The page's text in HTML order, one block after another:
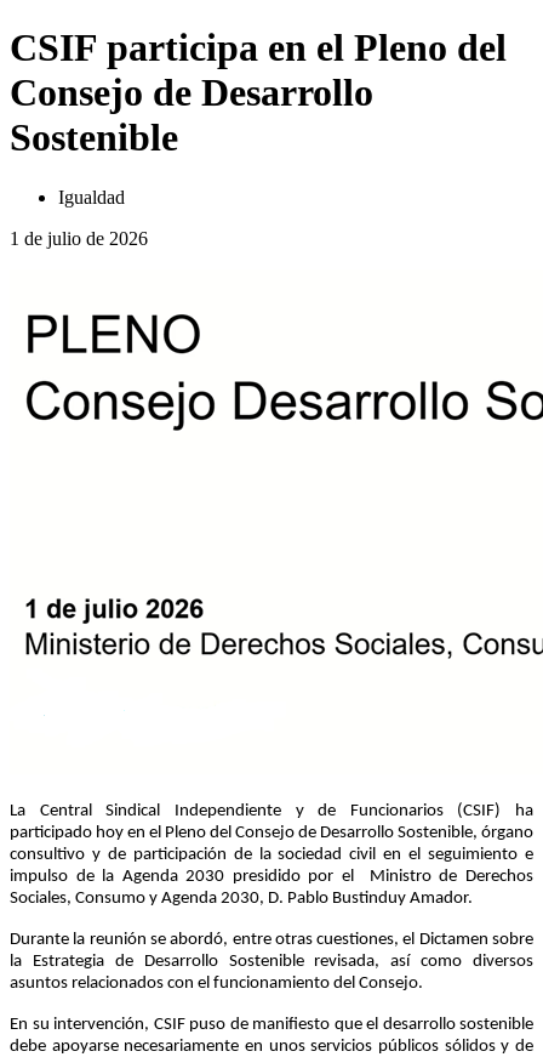
CSIF participa en el Pleno del
Consejo de Desarrollo
Sostenible
Igualdad
1 de julio de 2026
La Central Sindical Independiente y de Funcionarios (CSIF) ha
participado hoy en el Pleno del Consejo de Desarrollo Sostenible, órgano
consultivo y de participación de la sociedad civil en el seguimiento e
impulso de la Agenda 2030 presidido por el Ministro de Derechos
Sociales, Consumo y Agenda 2030, D. Pablo Bustinduy Amador.
Durante la reunión se abordó, entre otras cuestiones, el Dictamen sobre
la Estrategia de Desarrollo Sostenible revisada, así como diversos
asuntos relacionados con el funcionamiento del Consejo.
En su intervención, CSIF puso de manifiesto que el desarrollo sostenible
debe apoyarse necesariamente en unos servicios públicos sólidos y de